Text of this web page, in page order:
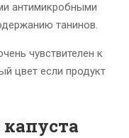
антимикробными
танинов.
чувствителен к
цвет если продукт